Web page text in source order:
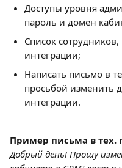
Доступы уровня
пароль и домен
Список
интеграции;
Написать письмо в
просьбой изменить
интеграции.
Пример письма в тех.
Добрый день! Прошу